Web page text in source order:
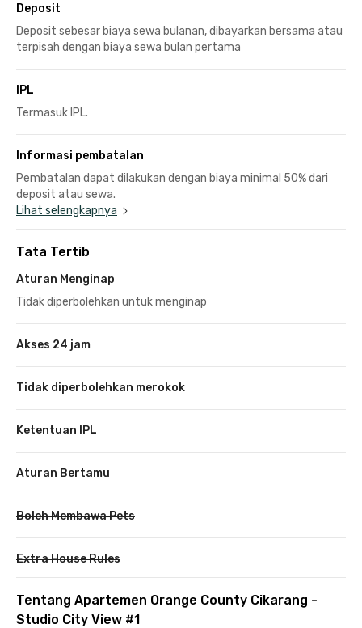
Deposit
Deposit sebesar biaya sewa bulanan, dibayarkan bersama atau
terpisah dengan biaya sewa bulan pertama
IPL
Termasuk IPL.
Informasi pembatalan
Pembatalan dapat dilakukan dengan biaya minimal 50% dari
deposit atau sewa.
Lihat selengkapnya
Tata Tertib
Aturan Menginap
Tidak diperbolehkan untuk menginap
Akses 24 jam
Tidak diperbolehkan merokok
Ketentuan IPL
Aturan Bertamu
Boleh Membawa Pets
Extra House Rules
Tentang Apartemen Orange County Cikarang -
Studio City View #1